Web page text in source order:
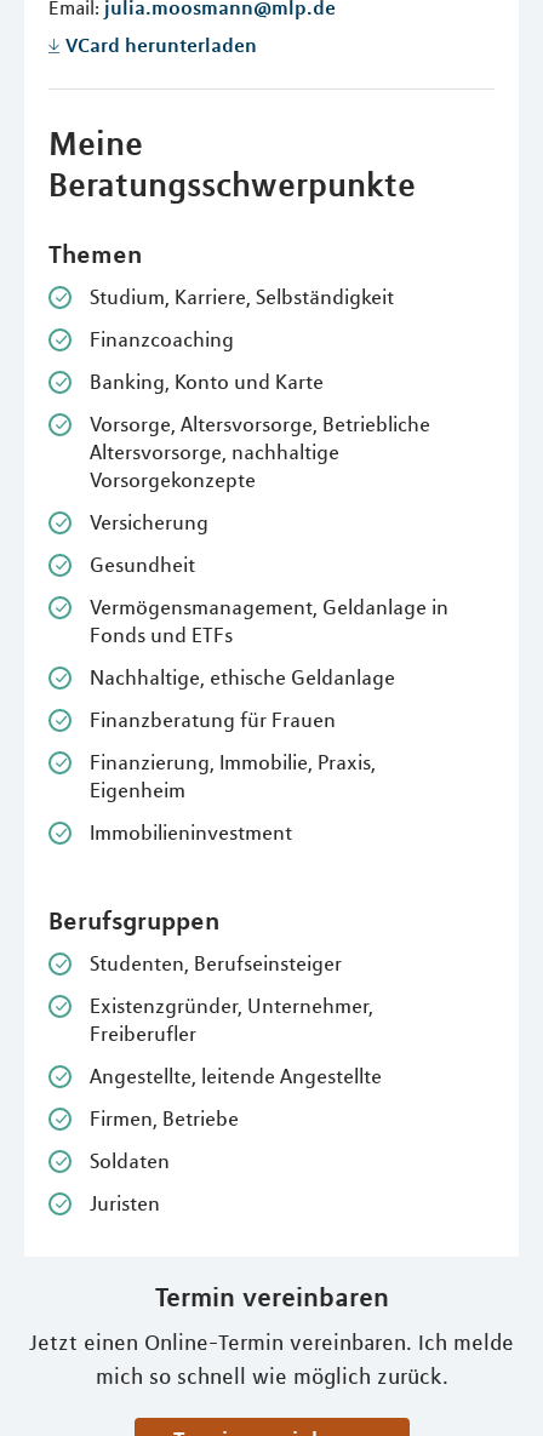
Email: julia.moosmann@mlp.de
VCard herunterladen
Meine
Beratungsschwerpunkte
Themen
Studium, Karriere, Selbständigkeit
Finanzcoaching
Banking, Konto und Karte
Vorsorge, Altersvorsorge, Betriebliche
Altersvorsorge, nachhaltige
Vorsorgekonzepte
Versicherung
Gesundheit
Vermögensmanagement, Geldanlage in
Fonds und ETFs
Nachhaltige, ethische Geldanlage
Finanzberatung für Frauen
Finanzierung, Immobilie, Praxis,
Eigenheim
Immobilieninvestment
Berufsgruppen
Studenten, Berufseinsteiger
Existenzgründer, Unternehmer,
Freiberufler
Angestellte, leitende Angestellte
Firmen, Betriebe
Soldaten
Juristen
Termin vereinbaren
Jetzt einen Online-Termin vereinbaren. Ich melde
mich so schnell wie möglich zurück.